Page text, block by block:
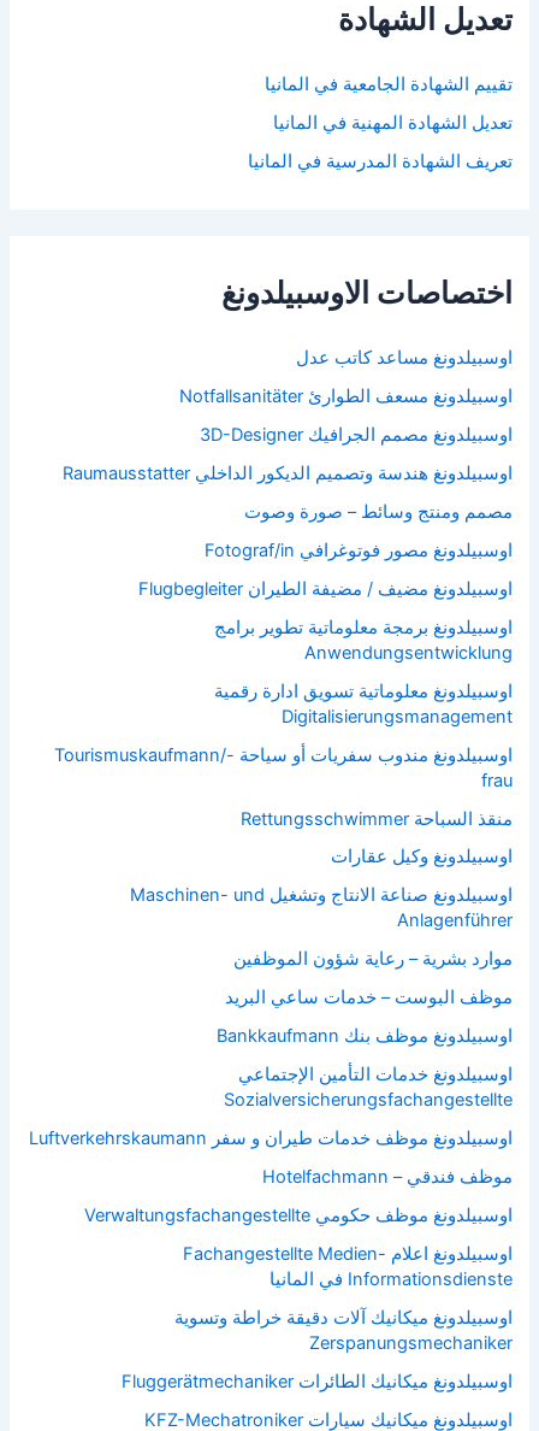
تعديل الشهادة
تقييم الشهادة الجامعية في المانيا
تعديل الشهادة المهنية في المانيا
تعريف الشهادة المدرسية في المانيا
اختصاصات الاوسبيلدونغ
اوسبيلدونغ مساعد كاتب عدل
اوسبيلدونغ مسعف الطوارئ Notfallsanitäter
اوسبيلدونغ مصمم الجرافيك 3D-Designer
اوسبيلدونغ هندسة وتصميم الديكور الداخلي Raumausstatter
مصمم ومنتج وسائط – صورة وصوت
اوسبيلدونغ مصور فوتوغرافي Fotograf/in
اوسبيلدونغ مضيف / مضيفة الطيران Flugbegleiter
اوسبيلدونغ برمجة معلوماتية تطوير برامج
Anwendungsentwicklung
اوسبيلدونغ معلوماتية تسويق ادارة رقمية
Digitalisierungsmanagement
اوسبيلدونغ مندوب سفريات أو سياحة Tourismuskaufmann/-
frau
منقذ السباحة Rettungsschwimmer
اوسبيلدونغ وكيل عقارات
اوسبيلدونغ صناعة الانتاج وتشغيل Maschinen- und
Anlagenführer
موارد بشرية – رعاية شؤون الموظفين
موظف البوست – خدمات ساعي البريد
اوسبيلدونغ موظف بنك Bankkaufmann
اوسبيلدونغ خدمات التأمين الإجتماعي
Sozialversicherungsfachangestellte
اوسبيلدونغ موظف خدمات طيران و سفر Luftverkehrskaumann
موظف فندقي – Hotelfachmann
اوسبيلدونغ موظف حكومي Verwaltungsfachangestellte
اوسبيلدونغ اعلام Fachangestellte Medien-
Informationsdienste في المانيا
اوسبيلدونغ ميكانيك آلات دقيقة خراطة وتسوية
Zerspanungsmechaniker
اوسبيلدونغ ميكانيك الطائرات Fluggerätmechaniker
اوسبيلدونغ ميكانيك سيارات KFZ-Mechatroniker